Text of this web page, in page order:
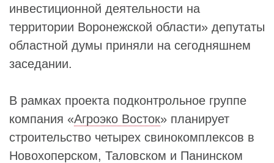
инвестиционной деятельности на
территории Воронежской области» депутаты
областной думы приняли на сегодняшнем
заседании.
В рамках проекта подконтрольное группе
компания «Агроэко Восток» планирует
строительство четырех свинокомплексов в
Новохоперском, Таловском и Панинском